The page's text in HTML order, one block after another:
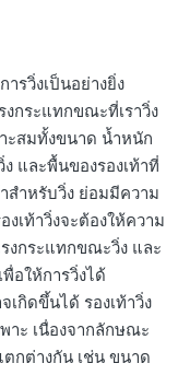
รวิ่งเป็นอย่างยิ่ง
งกระแทกขณะที่เราวิ่ง
าะสมทั้งขนาด น้ำหนัก
และพื้นของรองเท้าที่
สำหรับวิ่ง ย่อมมีความ
เท้าวิ่งจะต้องให้ความ
งกระแทกขณะวิ่ง และ
อให้การวิ่งได้
กิดขึ้นได้ รองเท้าวิ่ง
าะ เนื่องจากลักษณะ
กต่างกัน เช่น ขนาด